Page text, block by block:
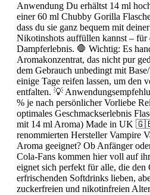
Anwendung Du erhältst 14 ml
einer 60 ml Chubby Gorilla
dass du sie ganz bequem mit
Nikotinshots auffüllen kannst –
Dampferlebnis. 🛑 Wichtig: Es
Aromakonzentrat, das nicht pur
dem Gebrauch unbedingt mit
einige Tage reifen lassen, um den
entfalten. 💡
% je nach persönlicher Vorliebe
optimales Geschmackserlebnis
mit 14 ml Aroma) Made in UK
renommierten Hersteller Vampire
Aroma geeignet? Ob Anfänger
Cola-Fans kommen hier voll auf
eignet sich perfekt für alle, die den
erfrischenden Softdrinks lieben,
zuckerfreien und nikotinfreien